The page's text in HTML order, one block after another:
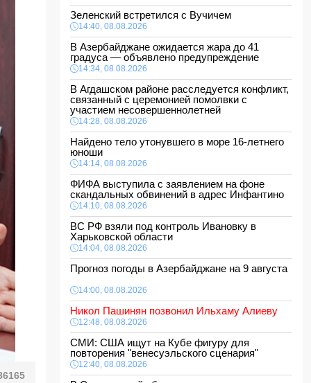
Зеленский встретился с Вучичем
14:40, 08.08.2026
В Азербайджане ожидается жара до 41
градуса — объявлено предупреждение
14:34, 08.08.2026
В Агдашском районе расследуется конфликт,
связанный с церемонией помолвки с
участием несовершеннолетней
14:28, 08.08.2026
Найдено тело утонувшего в море 16-летнего
юноши
14:14, 08.08.2026
ФИФА выступила с заявлением на фоне
скандальных обвинений в адрес Инфантино
14:10, 08.08.2026
ВС РФ взяли под контроль Ивановку в
Харьковской области
14:04, 08.08.2026
Прогноз погоды в Азербайджане на 9 августа
14:00, 08.08.2026
Никол Пашинян позвонил Ильхаму Алиеву
12:48, 08.08.2026
СМИ: США ищут на Кубе фигуру для
повторения "венесуэльского сценария"
12:40, 08.08.2026